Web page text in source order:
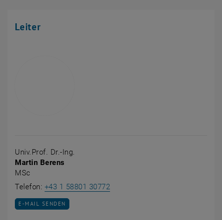
Leiter
Univ.Prof. Dr.-Ing.
Martin Berens
MSc
Telefon: +43 1 58801 30772
E-MAIL AN MARTIN BERENS SENDEN
E-MAIL SENDEN